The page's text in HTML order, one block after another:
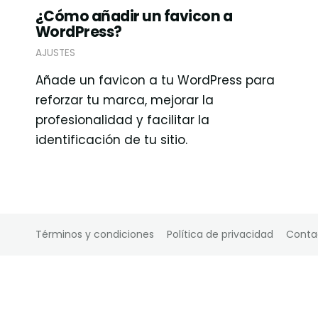
¿Cómo añadir un favicon a
WordPress?
AJUSTES
Añade un favicon a tu WordPress para
reforzar tu marca, mejorar la
profesionalidad y facilitar la
identificación de tu sitio.
Términos y condiciones Política de privacidad